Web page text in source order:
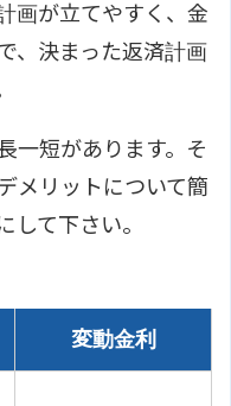
画が立てやすく、金
、決まった返済計画
一短があります。そ
メリットについて簡
して下さい。
変動金利